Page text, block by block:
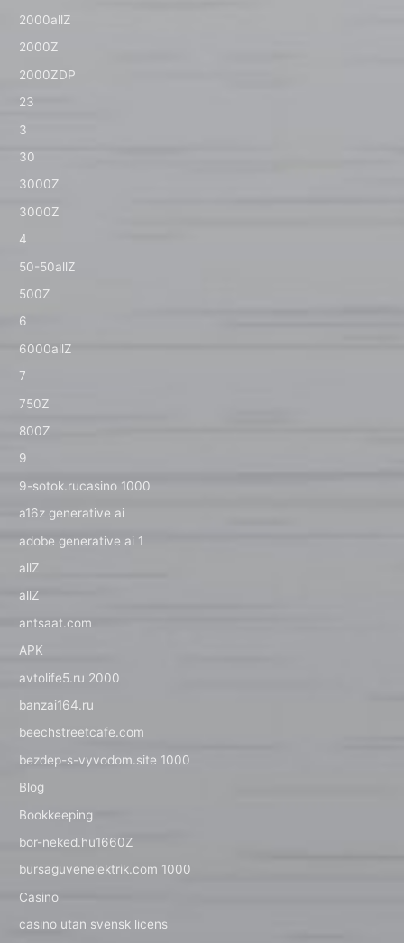
2000allZ
2000Z
2000ZDP
23
3
30
3000Z
3000Z
4
50-50allZ
500Z
6
6000allZ
7
750Z
800Z
9
9-sotok.rucasino 1000
a16z generative ai
adobe generative ai 1
allZ
allZ
antsaat.com
APK
avtolife5.ru 2000
banzai164.ru
beechstreetcafe.com
bezdep-s-vyvodom.site 1000
Blog
Bookkeeping
bor-neked.hu1660Z
bursaguvenelektrik.com 1000
Casino
casino utan svensk licens